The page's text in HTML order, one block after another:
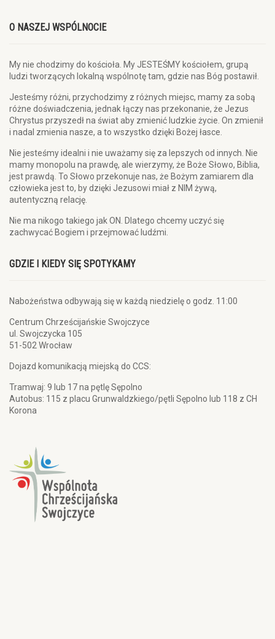
O NASZEJ WSPÓLNOCIE
My nie chodzimy do kościoła. My JESTEŚMY kościołem, grupą
ludzi tworzących lokalną wspólnotę tam, gdzie nas Bóg postawił.
Jesteśmy różni, przychodzimy z różnych miejsc, mamy za sobą
różne doświadczenia, jednak łączy nas przekonanie, że Jezus
Chrystus przyszedł na świat aby zmienić ludzkie życie. On zmienił
i nadal zmienia nasze, a to wszystko dzięki Bożej łasce.
Nie jesteśmy idealni i nie uważamy się za lepszych od innych. Nie
mamy monopolu na prawdę, ale wierzymy, że Boże Słowo, Biblia,
jest prawdą. To Słowo przekonuje nas, że Bożym zamiarem dla
człowieka jest to, by dzięki Jezusowi miał z NIM żywą,
autentyczną relację.
Nie ma nikogo takiego jak ON. Dlatego chcemy uczyć się
zachwycać Bogiem i przejmować ludźmi.
GDZIE I KIEDY SIĘ SPOTYKAMY
Nabożeństwa odbywają się w każdą niedzielę o godz. 11:00
Centrum Chrześcijańskie Swojczyce
ul. Swojczycka 105
51-502 Wrocław
Dojazd komunikacją miejską do CCS:
Tramwaj: 9 lub 17 na pętlę Sępolno
Autobus: 115 z placu Grunwaldzkiego/pętli Sępolno lub 118 z CH
Korona